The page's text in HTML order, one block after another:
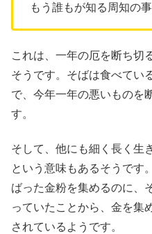
もう誰もが知る周知の
これは、一年の厄を断ち切
そうです。そばは食べてい
で、今年一年の悪いものを
す。
そして、他にも細く長く生
という意味もあるそうです
ばった金粉を集めるのに、
っていたことから、金を集
されているようです。